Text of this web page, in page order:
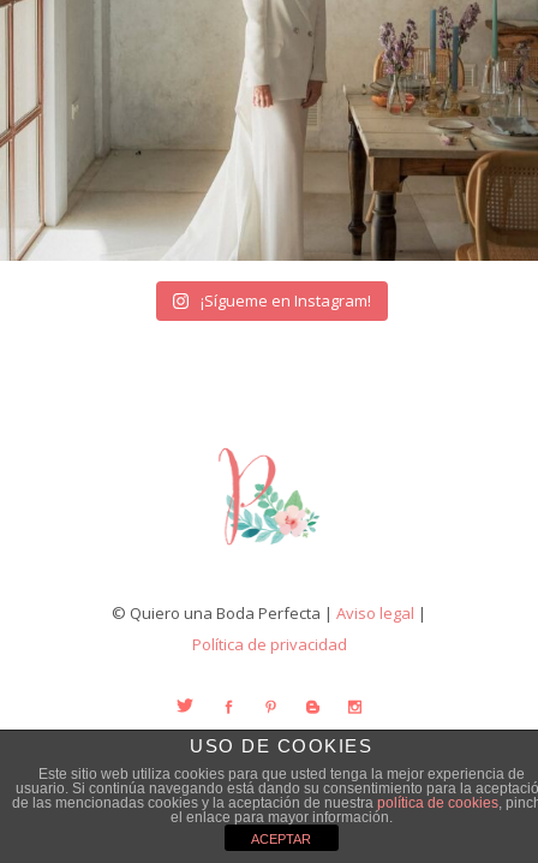
¡Sígueme en Instagram!
© Quiero una Boda Perfecta | Aviso legal |
Política de privacidad
USO DE COOKIES
Este sitio web utiliza cookies para que usted tenga la mejor experiencia de
usuario. Si continúa navegando está dando su consentimiento para la
de las mencionadas cookies y la aceptación de nuestra política de cookies,
el enlace para mayor información.
ACEPTAR